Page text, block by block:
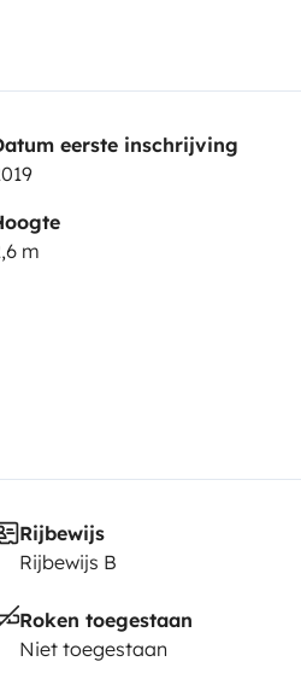
eerste inschrijving
m
Rijbewijs
Rijbewijs B
Roken toegestaan
Niet toegestaan